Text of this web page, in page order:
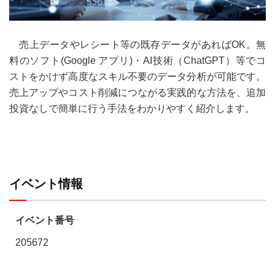
売上データやレシート等の既存データがあればOK。無
料のソフト(Google アプリ)・AI技術（ChatGPT）等でコ
ストをかけず高度なスキル不要のデータ分析が可能です。
売上アップやコスト削減につながる実践的な方法を、追加
投資なしで簡単に行う手法をわかりやすく紹介します。
イベント情報
イベント番号
205672